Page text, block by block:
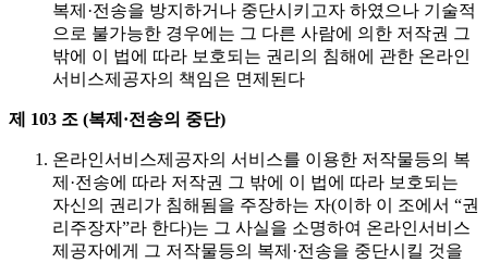
복제·전송을 방지하거나 중단시키고자 하였으나 기술적
으로 불가능한 경우에는 그 다른 사람에 의한 저작권 그
밖에 이 법에 따라 보호되는 권리의 침해에 관한 온라인
서비스제공자의 책임은 면제된다
제 103 조 (복제·전송의 중단)
온라인서비스제공자의 서비스를 이용한 저작물등의 복
제·전송에 따라 저작권 그 밖에 이 법에 따라 보호되는
자신의 권리가 침해됨을 주장하는 자(이하 이 조에서 “권
리주장자”라 한다)는 그 사실을 소명하여 온라인서비스
제공자에게 그 저작물등의 복제·전송을 중단시킬 것을